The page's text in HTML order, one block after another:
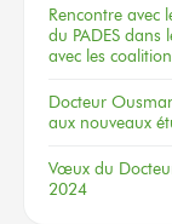
Rencontre avec
du PADES dans
avec les
Docteur
aux nouveaux
Vœux du
2024